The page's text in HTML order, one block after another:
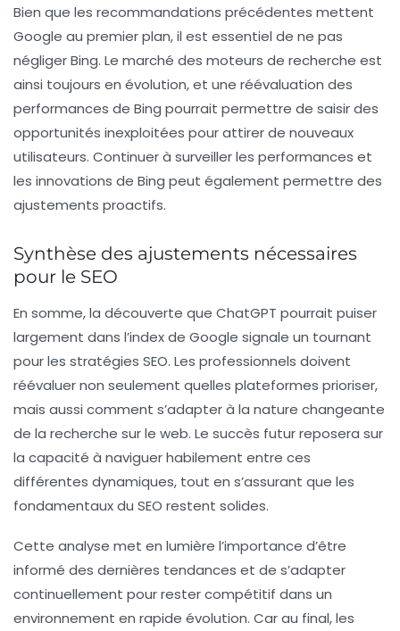
Bien que les recommandations précédentes mettent
Google au premier plan, il est essentiel de ne pas
négliger Bing. Le marché des moteurs de recherche est
ainsi toujours en évolution, et une réévaluation des
performances de Bing pourrait permettre de saisir des
opportunités inexploitées pour attirer de nouveaux
utilisateurs. Continuer à surveiller les performances et
les innovations de Bing peut également permettre des
ajustements proactifs.
Synthèse des ajustements nécessaires
pour le SEO
En somme, la découverte que ChatGPT pourrait puiser
largement dans l’index de Google signale un tournant
pour les stratégies SEO. Les professionnels doivent
réévaluer non seulement quelles plateformes prioriser,
mais aussi comment s’adapter à la nature changeante
de la recherche sur le web. Le succès futurreposera sur
la capacité à naviguer habilement entre ces
différentes dynamiques, tout en s’assurant que les
fondamentaux du SEO restent solides.
Cette analyse met en lumière l’importance d’être
informé des dernières tendances et de s’adapter
continuellement pour rester compétitif dans un
environnement en rapide évolution. Car au final, les